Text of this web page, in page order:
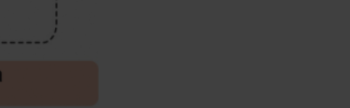
las estrictamente necesarias para el normal
puedes consultar más información, modificar tus